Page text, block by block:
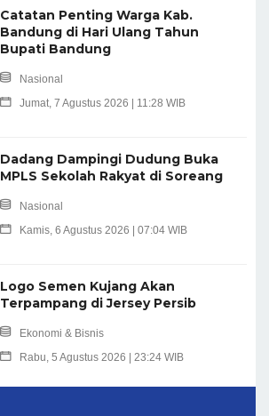
Catatan Penting Warga Kab.
Bandung di Hari Ulang Tahun
Bupati Bandung
Nasional
Jumat, 7 Agustus 2026 | 11:28 WIB
Dadang Dampingi Dudung Buka
MPLS Sekolah Rakyat di Soreang
Nasional
Kamis, 6 Agustus 2026 | 07:04 WIB
Logo Semen Kujang Akan
Terpampang di Jersey Persib
Ekonomi & Bisnis
Rabu, 5 Agustus 2026 | 23:24 WIB